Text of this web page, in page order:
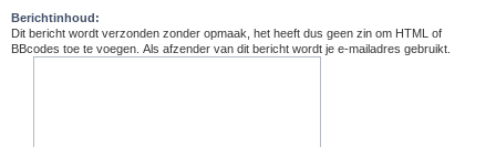
Berichtinhoud:
Dit bericht wordt verzonden zonder opmaak, het heeft dus geen zin om HTML of
BBcodes toe te voegen. Als afzender van dit bericht wordt je e-mailadres gebruikt.